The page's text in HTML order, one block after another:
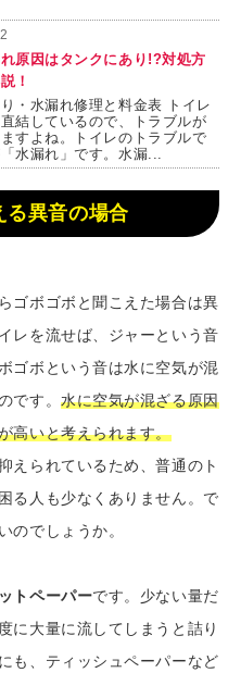
れ原因はタンクにあり!?対処方
！
り・水漏れ修理と料金表 トイレ
結しているので、トラブルが
すよね。トイレのトラブルで
水漏れ」です。水漏...
る異音の場合
ゴボゴボと聞こえた場合は異
レを流せば、ジャーという音
ゴボという音は水に空気が混
です。水に空気が混ざる原因
高いと考えられます。
えられているため、普通のト
る人も少なくありません。で
のでしょうか。
トペーパーです。少ない量だ
に大量に流してしまうと詰り
も、ティッシュペーパーなど